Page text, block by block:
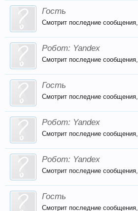
Гость
Смотрит последние сообщения,
Робот: Yandex
Смотрит последние сообщения,
Гость
Смотрит последние сообщения,
Робот: Yandex
Смотрит последние сообщения,
Робот: Yandex
Смотрит последние сообщения,
Гость
Смотрит последние сообщения,